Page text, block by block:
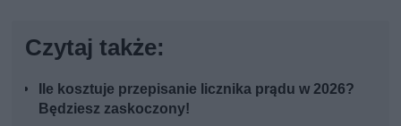
Czytaj także:
Ile kosztuje przepisanie licznika prądu w 2026?
Będziesz zaskoczony!